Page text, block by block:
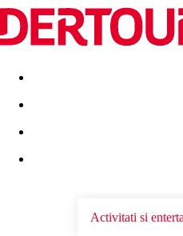
Destinatii Vacanta perfecta
Activitati si